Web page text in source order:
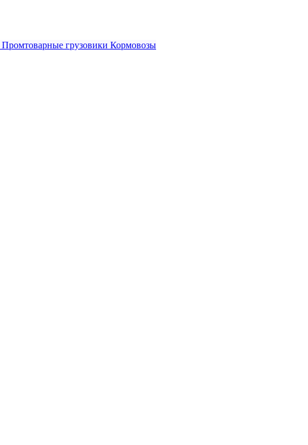
Промтоварные грузовики Кормовозы